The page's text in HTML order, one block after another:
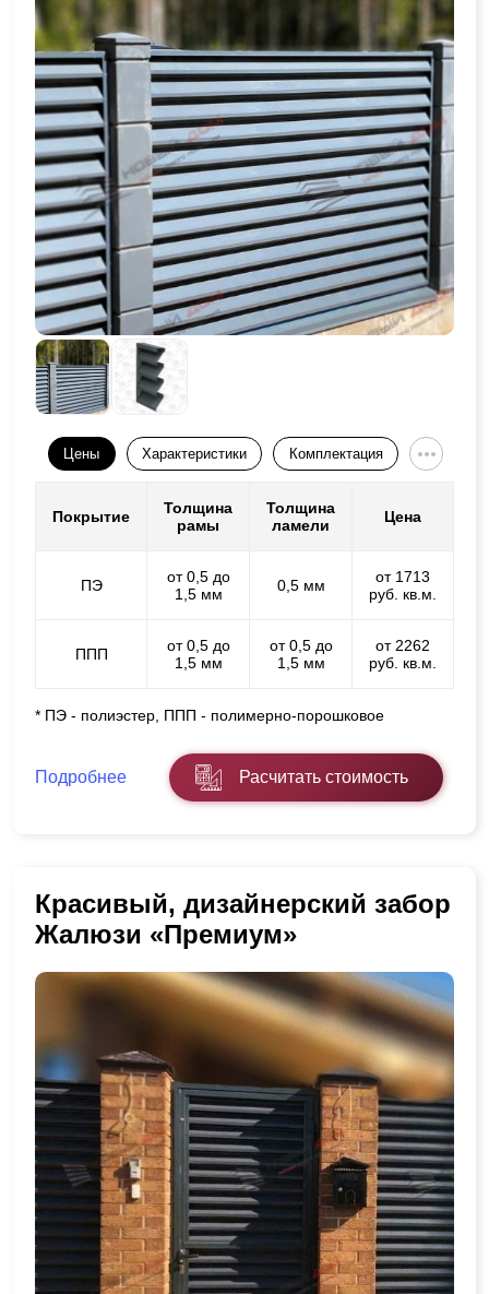
Цены Характеристики Комплектация
Покрытие
Толщина
рамы
Толщина
ламели
Цена
ПЭ
от 0,5 до
1,5 мм
0,5 мм
от 1713
руб. кв.м.
ППП
от 0,5 до
1,5 мм
от 0,5 до
1,5 мм
от 2262
руб. кв.м.
* ПЭ - полиэстер, ППП - полимерно-порошковое
Подробнее Расчитать стоимость
Красивый, дизайнерский забор
Жалюзи «Премиум»